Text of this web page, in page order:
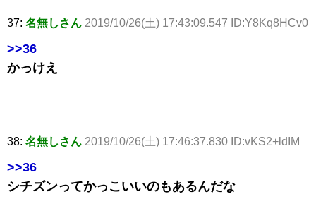
37: 名無しさん 2019/10/26(土) 17:43:09.547 ID:Y8Kq8HCv0
>>36
かっけえ
38: 名無しさん 2019/10/26(土) 17:46:37.830 ID:vKS2+ldIM
>>36
シチズンってかっこいいのもあるんだな